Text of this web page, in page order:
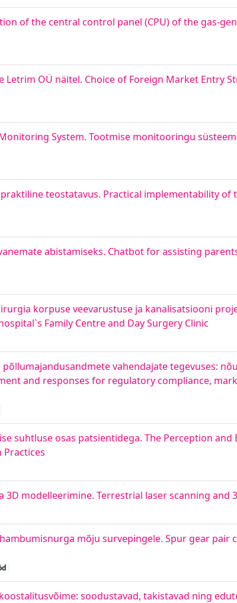
of the central control panel (CPU) of the gas-
OÜ näitel. Choice of Foreign Market Entry
System. Tootmise monitooringu
teostatavus. Practical implementability of
abistamiseks. Chatbot for assisting
korpuse veevarustuse ja kanalisatsiooni
Family Centre and Day Surgery Clinic
vahendajate tegevuses:
and responses for regulatory compliance,
suhtluse osas patsientidega. The Perception and
Practices
modelleerimine. Terrestrial laser scanning and
mõju survepingele. Spur gear pair
soodustavad, takistavad ning